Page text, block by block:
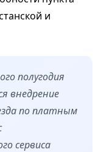
и
полугодия
внедрение
по платным
сервиса